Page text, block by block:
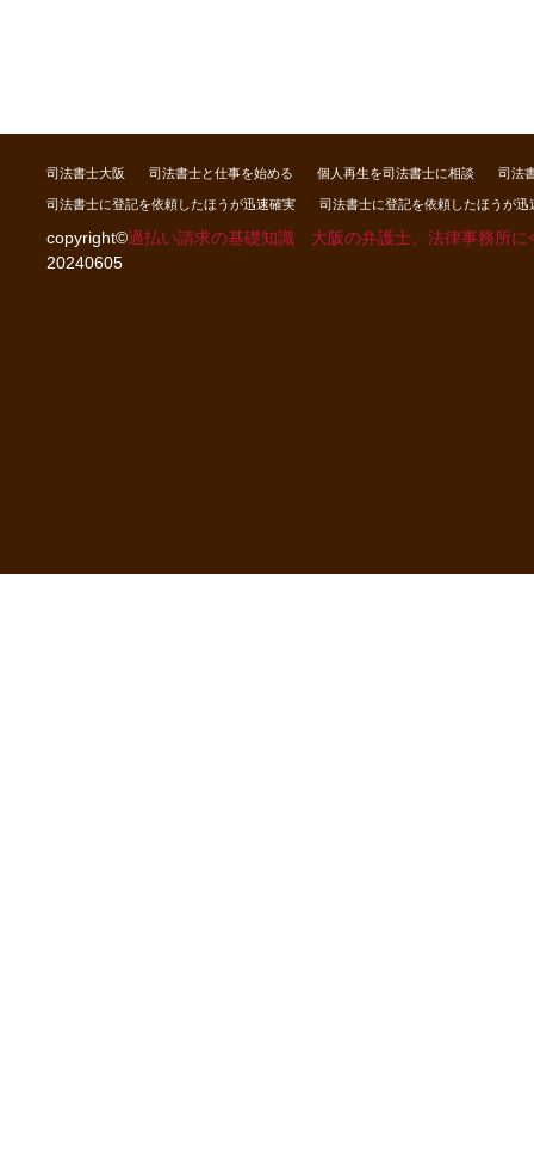
司法書士大阪 司法書士と仕事を始める 個人再生を司法書士に相談 司法
司法書士に登記を依頼したほうが迅速確実 司法書士に登記を依頼したほうが迅
copyright©過払い請求の基礎知識 大阪の弁護士、法律事務所
20240605